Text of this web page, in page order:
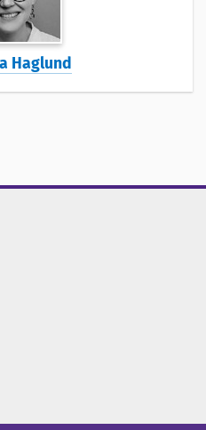
Haglund